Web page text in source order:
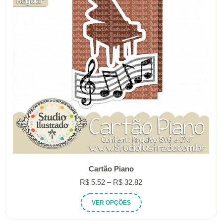
ser
escolhidas
na
página
do
produto
Cartão Piano
R$ 5.52 – R$ 32.82Faixa
VER OPÇÕES
produto
tem